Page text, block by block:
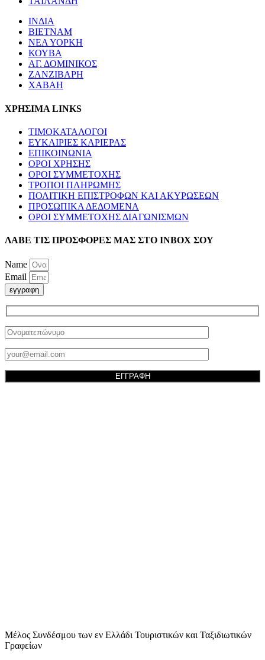
ΙΝΔΙΑ
ΒΙΕΤΝΑΜ
ΝΕΑ ΥΟΡΚΗ
ΚΟΥΒΑ
ΑΓ. ΔΟΜΙΝΙΚΟΣ
ΖΑΝΖΙΒΑΡΗ
ΧΑΒΑΗ
ΧΡΗΣΙΜΑ LINKS
ΤΙΜΟΚΑΤΑΛΟΓΟΙ
ΕΥΚΑΙΡΙΕΣ ΚΑΡΙΕΡΑΣ
ΕΠΙΚΟΙΝΩΝΙΑ
ΟΡΟΙ ΧΡΗΣΗΣ
ΟΡΟΙ ΣΥΜΜΕΤΟΧΗΣ
ΤΡΟΠΟΙ ΠΛΗΡΩΜΗΣ
ΠΟΛΙΤΙΚΗ ΕΠΙΣΤΡΟΦΩΝ ΚΑΙ ΑΚΥΡΩΣΕΩΝ
ΠΡΟΣΩΠΙΚΑ ΔΕΔΟΜΕΝΑ
ΟΡΟΙ ΣΥΜΜΕΤΟΧΗΣ ΔΙΑΓΩΝΙΣΜΩΝ
ΛΑΒΕ ΤΙΣ ΠΡΟΣΦΟΡΕΣ ΜΑΣ ΣΤΟ ΙΝΒΟΧ ΣΟΥ
Name
Email
εγγραφη
Μέλος Συνδέσμου των εν Ελλάδι Τουριστικών και Ταξιδιωτικών
Γραφείων